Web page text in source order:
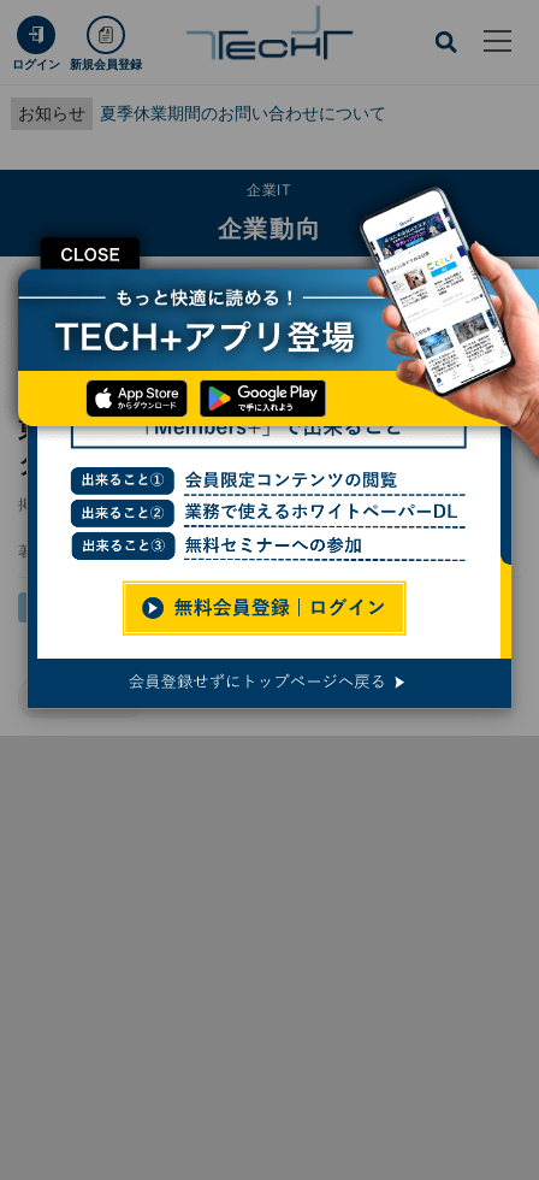
ログイン 新規会員登録
お知らせ 夏季休業期間のお問い合わせについて
CLOSE
企業IT
企業動向
TECH+ 企業IT
企業動向
東京建物、次世代のリーダーを育成するデジタル金融施設「FIAN」開設
東京建物、次世代のリーダーを育成するデジ
タル金融施設「FIAN」開設
掲載日 2025/05/21 15:30
著者： 森歩美